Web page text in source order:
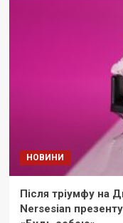
НОВИНИ
Після тріумфу на
Nersesian